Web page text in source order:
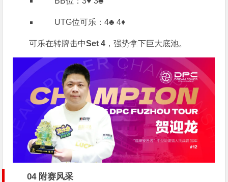
UTG位可乐：4♣️ 4♦️
可乐在转牌击中Set 4 ，强势拿下巨大底池。
04 附赛风采